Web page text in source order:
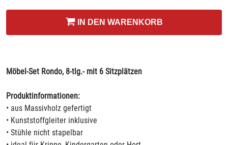
IN DEN WARENKORB
Möbel-Set Rondo, 8-tlg.- mit 6 Sitzplätzen
Produktinformationen:
• aus Massivholz gefertigt
• Kunststoffgleiter inklusive
• Stühle nicht stapelbar